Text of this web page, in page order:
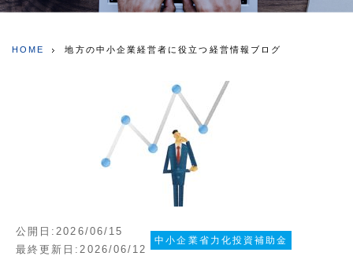
HOME 地方の中小企業経営者に役立つ経営情報ブログ
公開日:2026/06/15
最終更新日:2026/06/12
中小企業省力化投資補助金